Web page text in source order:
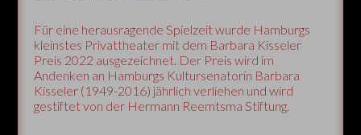
Für eine herausragende Spielzeit wurde Hamburgs
kleinstes Privattheater mit dem Barbara Kisseler
Preis 2022 ausgezeichnet. Der Preis wird im
Andenken an Hamburgs Kultursenatorin Barbara
Kisseler (1949-2016) jährlich verliehen und wird
gestiftet von der Hermann Reemtsma Stiftung.